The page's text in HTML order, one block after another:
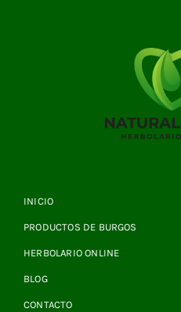
INICIO
PRODUCTOS DE BURGOS
HERBOLARIO ONLINE
BLOG
CONTACTO